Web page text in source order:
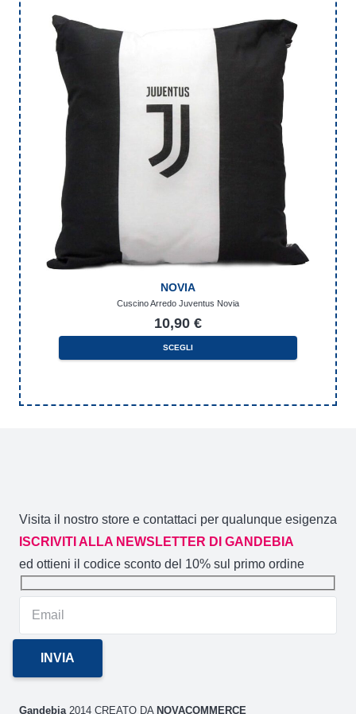
NOVIA
Cuscino Arredo Juventus Novia
10,90 €
SCEGLI
Visita il nostro store e contattaci per qualunque esigenza
ISCRIVITI ALLA NEWSLETTER DI GANDEBIA
ed ottieni il codice sconto del 10% sul primo ordine
Gandebia 2014 CREATO DA NOVACOMMERCE